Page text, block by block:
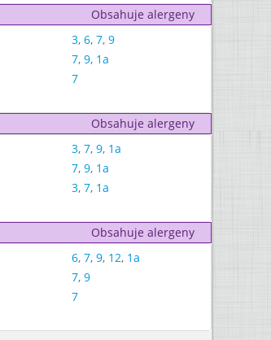
Obsahuje alergeny
3, 6, 7, 9
7, 9, 1a
7
Obsahuje alergeny
3, 7, 9, 1a
7, 9, 1a
3, 7, 1a
Obsahuje alergeny
6, 7, 9, 12, 1a
7, 9
7